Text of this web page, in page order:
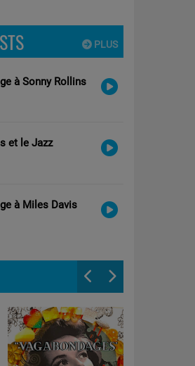
PLUS
à Sonny Rollins
et le Jazz
à Miles Davis